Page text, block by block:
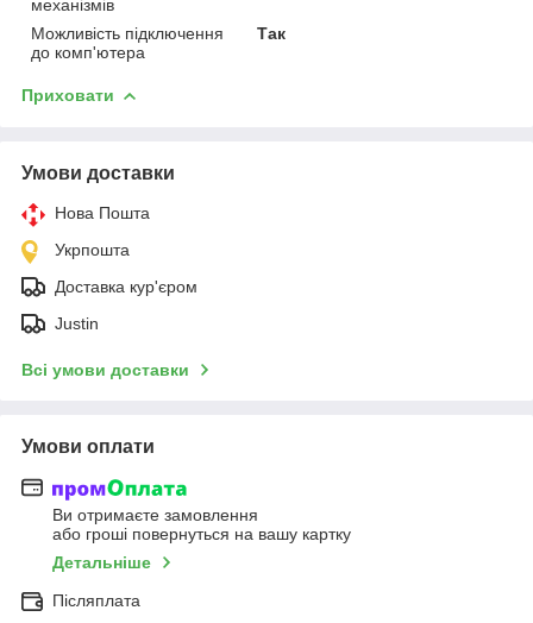
механізмів
Можливість підключення
до комп'ютера
Так
Приховати
Умови доставки
Нова Пошта
Укрпошта
Доставка кур'єром
Justin
Всі умови доставки
Умови оплати
Ви отримаєте замовлення
або гроші повернуться на вашу картку
Детальніше
Післяплата